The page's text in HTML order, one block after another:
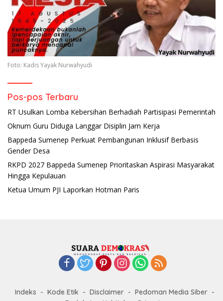
Foto: Kadis Yayak Nurwahyudi
Pos-pos Terbaru
RT Usulkan Lomba Kebersihan Berhadiah Partisipasi Pemerintah
Oknum Guru Diduga Langgar Disiplin Jam Kerja
Bappeda Sumenep Perkuat Pembangunan Inklusif Berbasis
Gender Desa
RKPD 2027 Bappeda Sumenep Prioritaskan Aspirasi Masyarakat
Hingga Kepulauan
Ketua Umum PJI Laporkan Hotman Paris
Indeks Kode Etik Disclaimer
Pedoman Media Siber